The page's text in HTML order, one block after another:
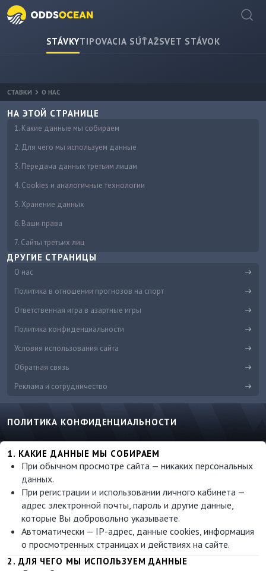
STÁVKYTIPOVACIA SÚŤAŽSVET STÁVOK
ПОЛИТИКА КОНФИДЕНЦИАЛЬНОСТИ
1. КАКИЕ ДАННЫЕ МЫ СОБИРАЕМ
При обычном просмотре сайта — никаких персональных
данных.
При регистрации и использовании личного кабинета —
адрес электронной почты, пароль и другие данные,
которые Вы добровольно указываете.
Автоматически — IP-адрес, данные cookies, информация
о просмотренных страницах и действиях на сайте.
2. ДЛЯ ЧЕГО МЫ ИСПОЛЬЗУЕМ ДАННЫЕ
СТАВКИ О НАС
НА ЭТОЙ СТРАНИЦЕ
1. Какие данные мы собираем
2. Для чего мы используем данные
3. Передача данных третьим лицам
4. Cookies и аналогичные технологии
5. Хранение данных
6. Ваши права
7. Сайты третьих лиц
ДРУГИЕ СТРАНИЦЫ
О нас
Политика в отношении прогнозов на спорт
Ответственная игра в азартные игры
Политика конфиденциальности
Условия использования сайта
Обратная связь
Реклама и сотрудничество